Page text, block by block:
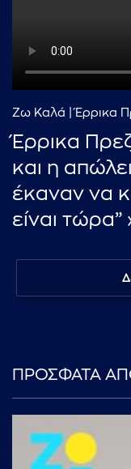
Ζω Καλά | Έρρικα
Έρρικα
και η
έκαναν να
είναι τώρα”
ΠΡΟΣΦΑΤΑ